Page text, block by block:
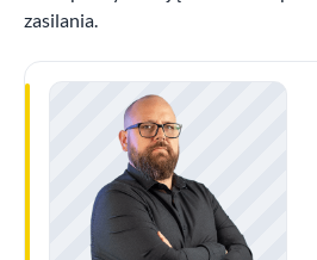
zasilania.